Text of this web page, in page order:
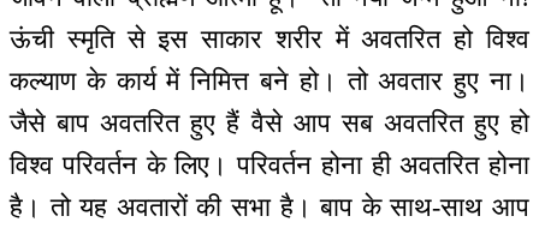
ऊंची स्मृति से इस साकार शरीर में अवतरित हो विश्व
कल्याण के कार्य में निमित्त बने हो। तो अवतार हुए ना।
जैसे बाप अवतरित हुए हैं वैसे आप सब अवतरित हुए हो
विश्व परिवर्तन के लिए। परिवर्तन होना ही अवतरित होना
है। तो यह अवतारों की सभा है। बाप के साथ-साथ आप